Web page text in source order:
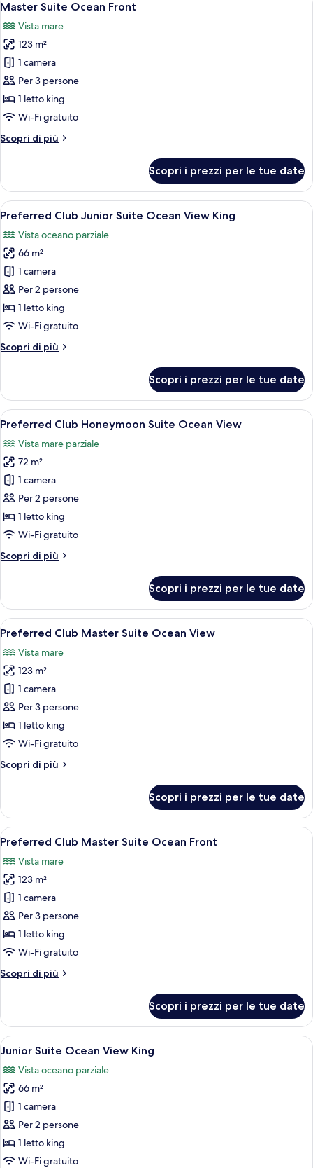
View
tutte
le
foto
per
Master
Suite
Ocean
6
Master Suite Ocean Front
Vista mare
123 m²
1 camera
Per 3 persone
1 letto king
Wi-Fi gratuito
Scopri di più
Altri
Suite
Ocean
Front
Scopri i prezzi per le tue date
Apri
tutte
le
foto
per
Preferred
Club
Junior
Ocean
Una camera d'albergo con un letto
8
Preferred Club Junior Suite Ocean View King
Vista oceano parziale
66 m²
1 camera
Per 2 persone
1 letto king
Wi-Fi gratuito
Scopri di più
Altri
Club
Junior
Suite
View
King
Scopri i prezzi per le tue date
Apri
tutte
le
foto
per
Preferred
Club
Honeymoon
Ocean
Una camera d'albergo moderna con
7
Preferred Club Honeymoon Suite Ocean View
Vista mare parziale
72 m²
1 camera
Per 2 persone
1 letto king
Wi-Fi gratuito
Scopri di più
Altri
Club
Honeymoon
Suite
View
Scopri i prezzi per le tue date
Apri
tutte
le
foto
per
Preferred
Club
Master
Ocean
Un soggiorno moderno con una
7
Preferred Club Master Suite Ocean View
Vista mare
123 m²
1 camera
Per 3 persone
1 letto king
Wi-Fi gratuito
Scopri di più
Altri
Club
Master
Suite
View
Scopri i prezzi per le tue date
Apri
tutte
le
foto
per
Preferred
Club
Master
Ocean
Un soggiorno moderno con una TV
9
Preferred Club Master Suite Ocean Front
Vista mare
123 m²
1 camera
Per 3 persone
1 letto king
Wi-Fi gratuito
Scopri di più
Altri
Club
Master
Suite
Front
Scopri i prezzi per le tue date
Apri
tutte
le
foto
per
Junior
Suite
Ocean
Una camera d'albergo con un letto
6
Junior Suite Ocean View King
Vista oceano parziale
66 m²
1 camera
Per 2 persone
1 letto king
Wi-Fi gratuito